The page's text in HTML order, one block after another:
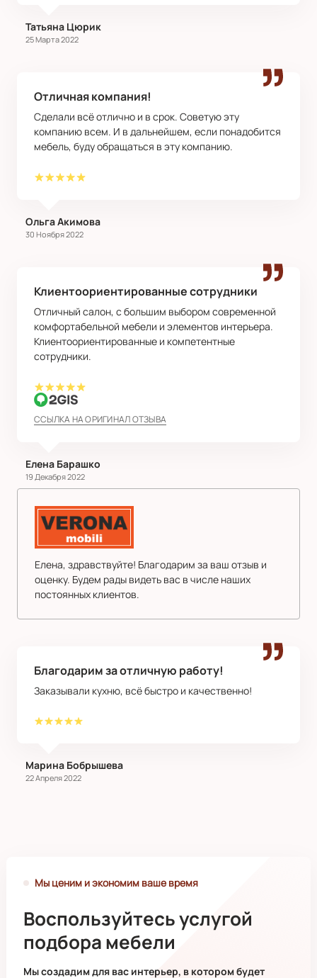
Татьяна Цюрик
25 Марта 2022
Отличная компания!
Сделали всё отлично и в срок. Советую эту
компанию всем. И в дальнейшем, если понадобится
мебель, буду обращаться в эту компанию.
Ольга Акимова
30 Ноября 2022
Клиентоориентированные сотрудники
Отличный салон, с большим выбором современной
комфортабельной мебели и элементов интерьера.
Клиентоориентированные и компетентные
сотрудники.
ССЫЛКА НА ОРИГИНАЛ ОТЗЫВА
Елена Барашко
19 Декабря 2022
Елена, здравствуйте! Благодарим за ваш отзыв и
оценку. Будем рады видеть вас в числе наших
постоянных клиентов.
Благодарим за отличную работу!
Заказывали кухню, всё быстро и качественно!
​Марина Бобрышева
22 Апреля 2022
Мы ценим и экономим ваше время
Воспользуйтесь услугой
подбора мебели
Мы создадим для вас интерьер, в котором будет